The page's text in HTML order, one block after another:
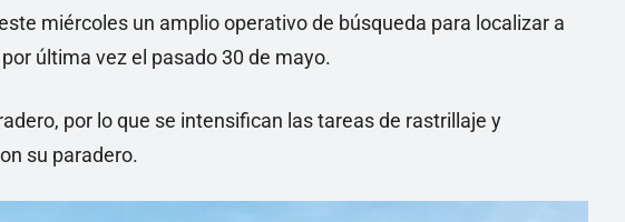
miércoles un amplio operativo de búsqueda para localizar a
última vez el pasado 30 de mayo.
por lo que se intensifican las tareas de rastrillaje y
su paradero.